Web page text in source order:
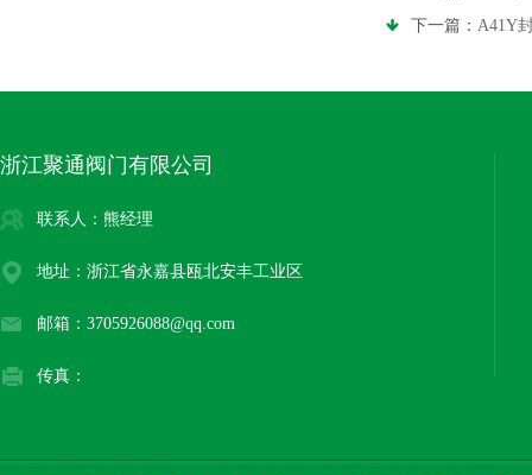
下一篇： A41Y
浙江聚通阀门有限公司
联系人：熊经理
地址：浙江省永嘉县瓯北安丰工业区
邮箱：3705926088@qq.com
传真：